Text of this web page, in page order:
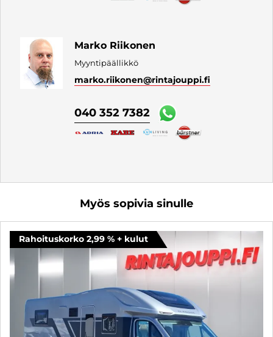
Marko Riikonen
Myyntipäällikkö
marko.riikonen@rintajouppi.fi
040 352 7382
Myös sopivia sinulle
Rahoituskorko 2,99 % + kulut